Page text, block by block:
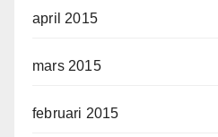
april 2015
mars 2015
februari 2015